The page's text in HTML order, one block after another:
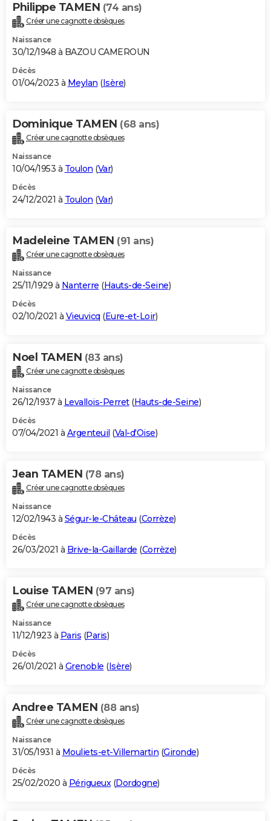
Philippe TAMEN (74 ans)
Créer une cagnotte obsèques
Naissance
30/12/1948 à BAZOU CAMEROUN
Décès
01/04/2023 à Meylan (Isère)
Dominique TAMEN (68 ans)
Créer une cagnotte obsèques
Naissance
10/04/1953 à Toulon (Var)
Décès
24/12/2021 à Toulon (Var)
Madeleine TAMEN (91 ans)
Créer une cagnotte obsèques
Naissance
25/11/1929 à Nanterre (Hauts-de-Seine)
Décès
02/10/2021 à Vieuvicq (Eure-et-Loir)
Noel TAMEN (83 ans)
Créer une cagnotte obsèques
Naissance
26/12/1937 à Levallois-Perret(Hauts-de-Seine)
Décès
07/04/2021 à Argenteuil (Val-d'Oise)
Jean TAMEN (78 ans)
Créer une cagnotte obsèques
Naissance
12/02/1943 à Ségur-le-Château (Corrèze)
Décès
26/03/2021 à Brive-la-Gaillarde (Corrèze)
Louise TAMEN (97 ans)
Créer une cagnotte obsèques
Naissance
11/12/1923 à Paris (Paris)
Décès
26/01/2021 à Grenoble (Isère)
Andree TAMEN (88 ans)
Créer une cagnotte obsèques
Naissance
31/05/1931 à Mouliets-et-Villemartin (Gironde)
Décès
25/02/2020 à Périgueux(Dordogne)